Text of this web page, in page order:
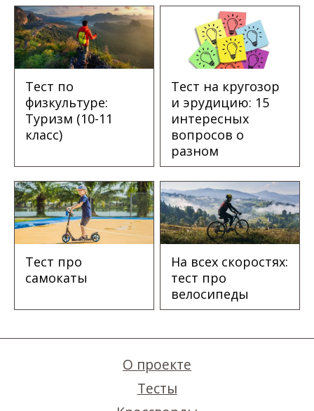
Тест по
физкультуре:
Туризм (10-11
класс)
Тест на кругозор
и эрудицию: 15
интересных
вопросов о
разном
Тест про
самокаты
На всех скоростях:
тест про
велосипеды
О проекте
Тесты